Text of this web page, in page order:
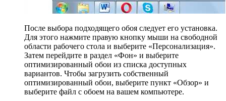
После выбора подходящего обоя следует его установка.
Для этого нажмите правую кнопку мыши на свободной
области рабочего стола и выберите «Персонализация».
Затем перейдите в раздел «Фон» и выберите
оптимизированный обои из списка доступных
вариантов. Чтобы загрузить собственный
оптимизированный обои, выберите пункт «Обзор» и
выберите файл с обоем на вашем компьютере.